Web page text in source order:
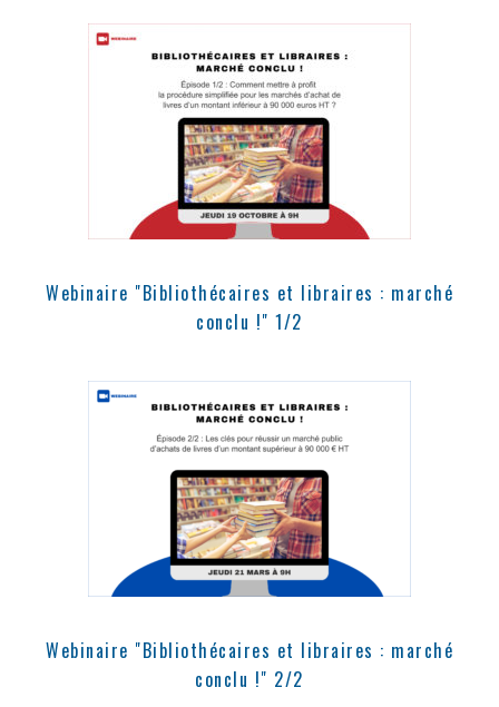
Webinaire "Bibliothécaires et libraires : marché
conclu !" 1/2
Webinaire "Bibliothécaires et libraires : marché
conclu !" 2/2